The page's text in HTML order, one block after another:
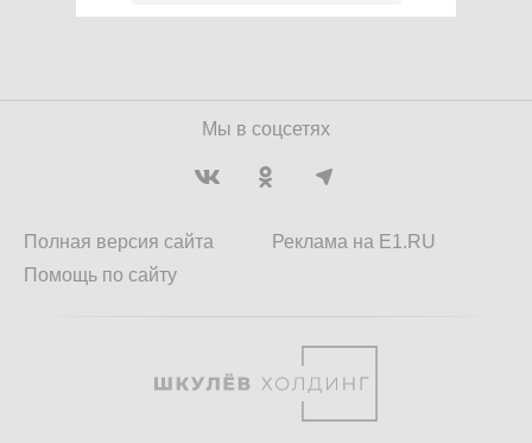
Мы в соцсетях
Полная версия сайта
Помощь по сайту
Реклама на E1.RU